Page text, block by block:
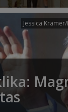
Jessica